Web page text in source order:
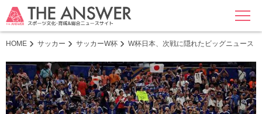
MENU
HOME サッカー サッカーW杯 W杯日本、次戦に隠れたビッグニュース